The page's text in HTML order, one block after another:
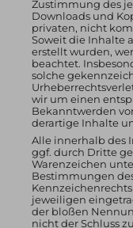
Zustimmung des
Downloads und
privaten, nicht
Soweit die Inhalte
erstellt wurden,
beachtet.
solche
wir um einen
Bekanntwerden
derartige Inhalte
Alle innerhalb des
ggf. durch Dritte
Warenzeichen
Bestimmungen
jeweiligen
der bloßen
nicht der Schluss